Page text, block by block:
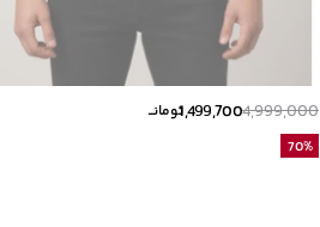
4,999,000
1,499,700تومانــ
70%